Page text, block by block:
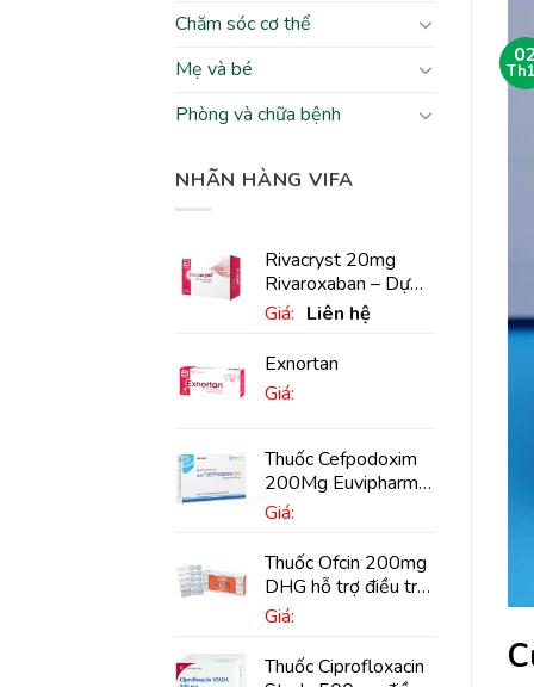
Chăm sóc cơ thể
Mẹ và bé
Phòng và chữa bệnh
NHÃN HÀNG VIFA
Rivacryst 20mg
Rivaroxaban – Dự
phòng đột quỵ,
huyết khối tĩnh mạch
Giá: Liên hệ
Exnortan
Giá:
Thuốc Cefpodoxim
200Mg Euvipharm
điều trị nhiễm khuẩn
Giá:
Thuốc Ofcin 200mg
DHG hỗ trợ điều trị
viêm phế quản nặng
Giá:
Thuốc Ciprofloxacin